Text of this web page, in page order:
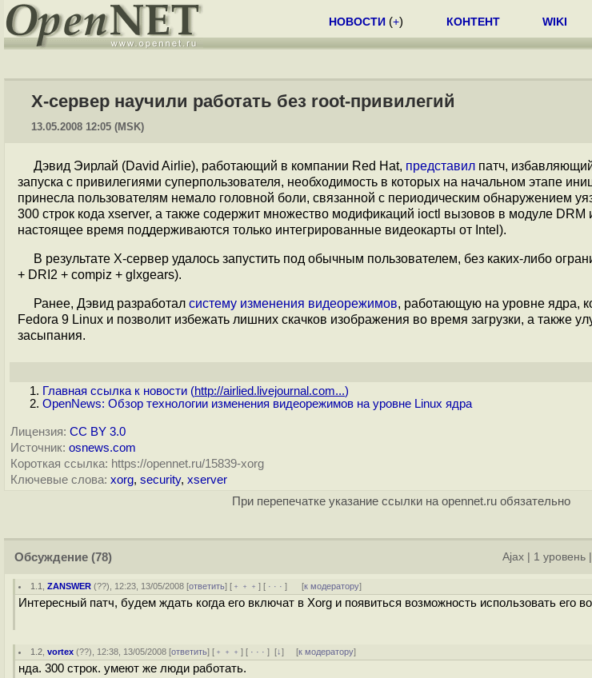
НОВОСТИ (+) КОНТЕНТ WIKI
X-сервер научили работать без root-привилегий
13.05.2008 12:05 (MSK)
Дэвид Эирлай (David Airlie), работающий в компании Red Hat, представил патч,
запуска с привилегиями суперпользователя, необходимость в которых на начальном этапе
принесла пользователям немало головной боли, связанной с периодическим обнаружением
300 строк кода xserver, а также содержит множество модификаций ioctl вызовов в модуле DRM
настоящее время поддерживаются только интегрированные видеокарты от Intel).
В результате X-сервер удалось запустить под обычным пользователем, без каких-либо
+ DRI2 + compiz + glxgears).
Ранее, Дэвид разработал систему изменения видеорежимов, работающую на уровне ядра,
Fedora 9 Linux и позволит избежать лишних скачков изображения во время загрузки, а также
засыпания.
Главная ссылка к новости (http://airlied.livejournal.com...)
OpenNews: Обзор технологии изменения видеорежимов на уровне Linux ядра
Лицензия: CC BY 3.0
Источник: osnews.com
Короткая ссылка: https://opennet.ru/15839-xorg
Ключевые слова: xorg, security, xserver
При перепечатке указание ссылки на opennet.ru обязательно
Обсуждение (78) Ajax 1 уровень
1.1 ,ZANSWER (??), 12:23, 13/05/2008 [ответить] [ ﹢﹢﹢] [ · · ·] [к модератору]
Интересный патч, будем ждать когда его включат в Xorg и появиться возможность использовать его
1.2 ,vortex (??), 12:38, 13/05/2008 [ответить] [ ﹢﹢﹢] [ · · ·][↓] [к модератору]
нда. 300 строк. умеют же люди работать.